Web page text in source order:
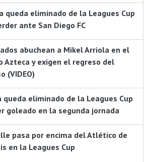
queda eliminado de la Leagues Cup
ante San Diego FC
abuchean a Mikel Arriola en el
Azteca y exigen el regreso del
(VIDEO)
queda eliminado de la Leagues Cup
goleado en la segunda jornada
pasa por encima del Atlético de
en la Leagues Cup